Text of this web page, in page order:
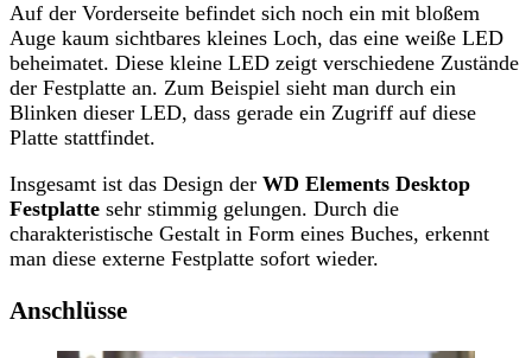
Auf der Vorderseite befindet sich noch ein mit bloßem
Auge kaum sichtbares kleines Loch, das eine weiße LED
beheimatet. Diese kleine LED zeigt verschiedene Zustände
der Festplatte an. Zum Beispiel sieht man durch ein
Blinken dieser LED, dass gerade ein Zugriff auf diese
Platte stattfindet.
Insgesamt ist das Design der WD Elements Desktop
Festplatte sehr stimmig gelungen. Durch die
charakteristische Gestalt in Form eines Buches, erkennt
man diese externe Festplatte sofort wieder.
Anschlüsse